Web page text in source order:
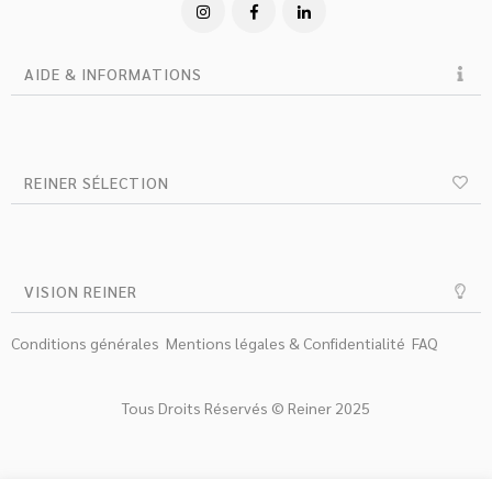
AIDE & INFORMATIONS
REINER SÉLECTION
VISION REINER
Conditions générales Mentions légales & Confidentialité FAQ
Tous Droits Réservés © Reiner 2025